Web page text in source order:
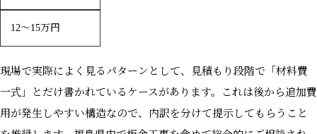
12〜15万円
現場で実際によく見るパターンとして、見積もり段階で「材料費
一式」とだけ書かれているケースがあります。これは後から追加費
用が発生しやすい構造なので、内訳を分けて提示してもらうこと